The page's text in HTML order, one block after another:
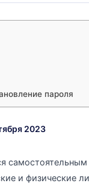
пароля
2023
и физические